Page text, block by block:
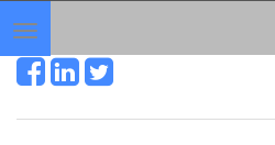
Toggle
navigation